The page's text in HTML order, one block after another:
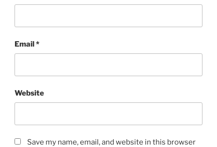
Email*
Website
Save my name, email, and website in this browser